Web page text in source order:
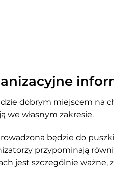
dobrym miejscem na
we własnym zakresie.
będzie do
przypominają
jest szczególnie ważne,